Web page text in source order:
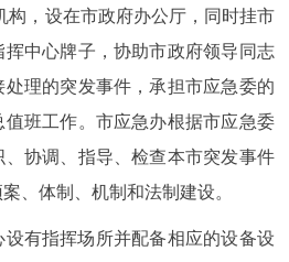
构，设在市政府办公厅，同时挂市
中心牌子，协助市政府领导同志
理的突发事件，承担市应急委的
班工作。市应急办根据市应急委
协调、指导、检查本市突发事件
、体制、机制和法制建设。
有指挥场所并配备相应的设备设